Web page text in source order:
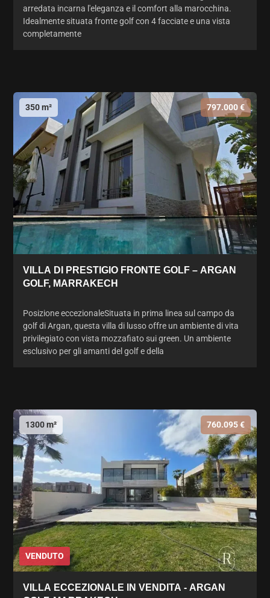
arredata incarna l'eleganza e il comfort alla marocchina.
Idealmente situata fronte golf con 4 facciate e una vista
completamente
350 m² 797.000 €
VILLA DI PRESTIGIO FRONTE GOLF – ARGAN
GOLF, MARRAKECH
Posizione eccezionaleSituata in prima linea sul campo da
golf di Argan, questa villa di lusso offre un ambiente di vita
privilegiato con vista mozzafiato sui green. Un ambiente
esclusivo per gli amanti del golf e della
1300 m² 760.095 €
VENDUTO
VILLA ECCEZIONALE IN VENDITA - ARGAN